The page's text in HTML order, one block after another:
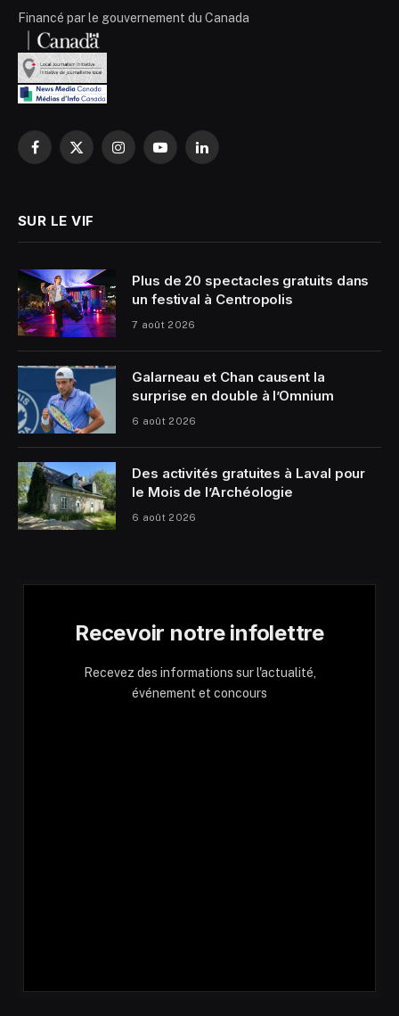
Financé par le gouvernement du Canada
Facebook
X
InstagramYouTubeLinkedIn
SUR LE VIF
Plus de 20 spectacles gratuits dans
un festival à Centropolis
7 août 2026
Galarneau et Chan causent la
surprise en double à l’Omnium
6 août 2026
Des activités gratuites à Laval pour
le Mois de l’Archéologie
6 août 2026
Recevoir notre infolettre
Recevez des informations sur l'actualité,
événement et concours